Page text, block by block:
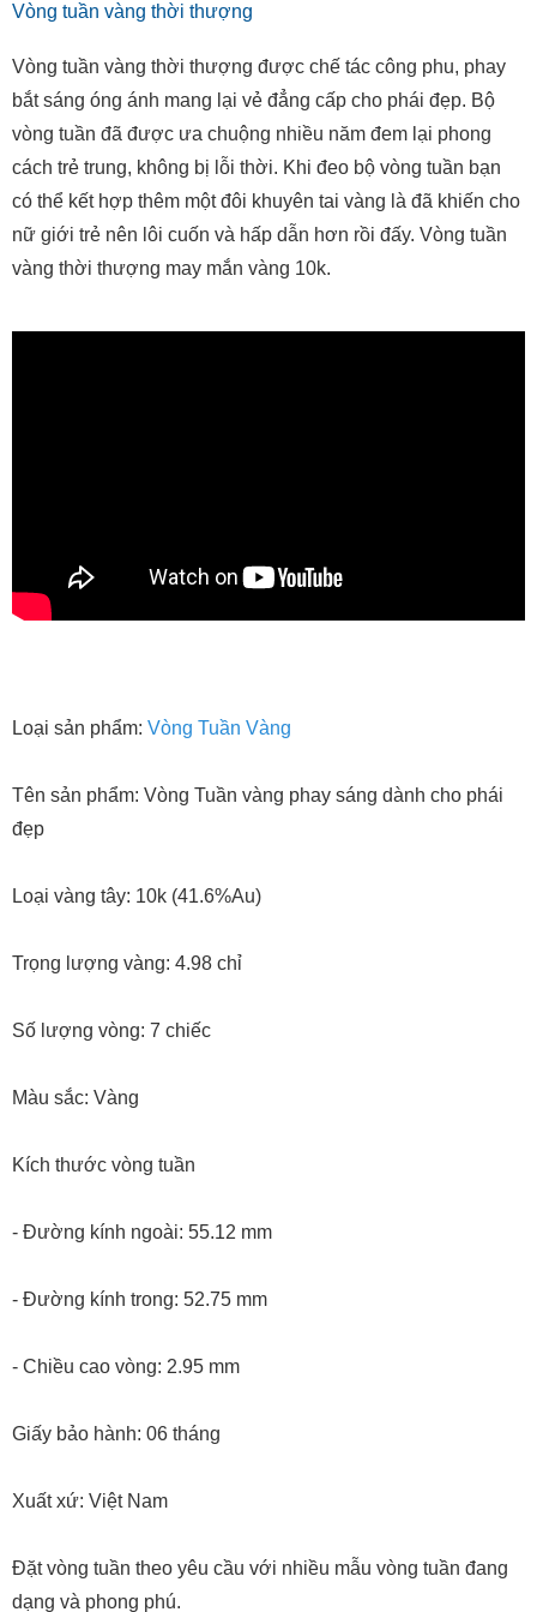
Vòng tuần vàng thời thượng
Vòng tuần vàng thời thượng được chế tác công phu, phay
bắt sáng óng ánh mang lại vẻ đẳng cấp cho phái đẹp. Bộ
vòng tuần đã được ưa chuộng nhiều năm đem lại phong
cách trẻ trung, không bị lỗi thời. Khi đeo bộ vòng tuần bạn
có thể kết hợp thêm một đôi khuyên tai vàng là đã khiến cho
nữ giới trẻ nên lôi cuốn và hấp dẫn hơn rồi đấy. Vòng tuần
vàng thời thượng may mắn vàng 10k.
Loại sản phẩm: Vòng Tuần Vàng
Tên sản phẩm: Vòng Tuần vàng phay sáng dành cho phái
đẹp
Loại vàng tây: 10k (41.6%Au)
Trọng lượng vàng: 4.98 chỉ
Số lượng vòng: 7 chiếc
Màu sắc: Vàng
Kích thước vòng tuần
- Đường kính ngoài: 55.12 mm
- Đường kính trong: 52.75 mm
- Chiều cao vòng: 2.95 mm
Giấy bảo hành: 06 tháng
Xuất xứ: Việt Nam
Đặt vòng tuần theo yêu cầu với nhiều mẫu vòng tuần đang
dạng và phong phú.